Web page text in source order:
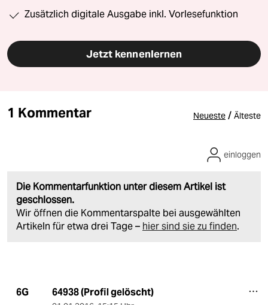
Zusätzlich digitale Ausgabe inkl. Vorlesefunktion
Jetzt kennenlernen
1 Kommentar Neueste / Älteste
Die Kommentarfunktion unter diesem Artikel ist
geschlossen.
Wir öffnen die Kommentarspalte bei ausgewählten
Artikeln für etwa drei Tage – hier sind sie zu finden.
einloggen
6G 64938 (Profil gelöscht)